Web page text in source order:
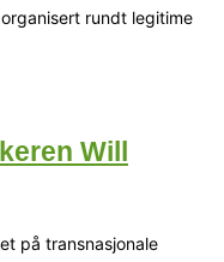
rundt legitime
Will
på transnasjonale